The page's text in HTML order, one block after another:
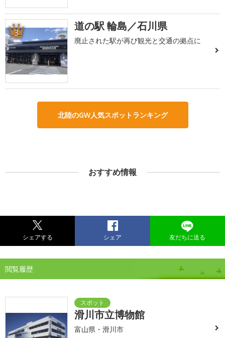
3 道の駅 輪島／石川県
廃止された駅が再び観光と交通の拠点に
北陸のGW人気スポットランキング
おすすめ情報
シェアする シェア 友だちに送る
閲覧履歴
滑川市立博物館
富山県・滑川市